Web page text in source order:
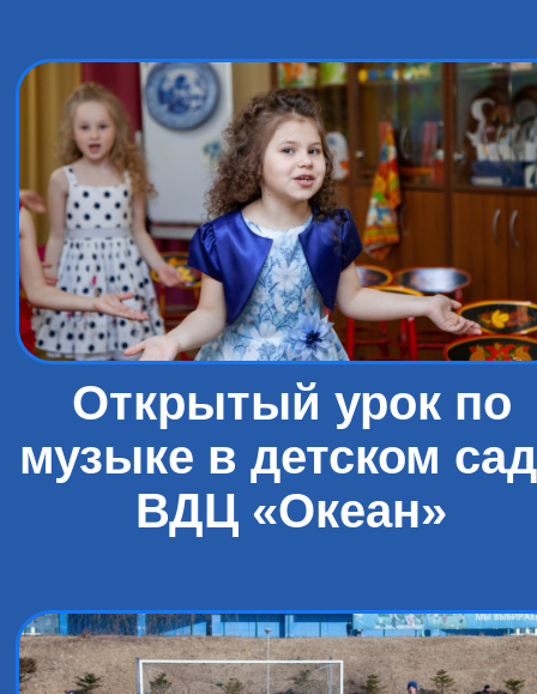
Открытый урок по
музыке в детском
ВДЦ «Океан»